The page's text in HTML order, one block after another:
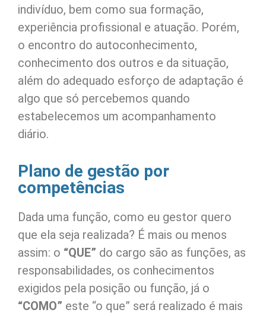
indivíduo, bem como sua formação,
experiência profissional e atuação. Porém,
o encontro do autoconhecimento,
conhecimento dos outros e da situação,
além do adequado esforço de adaptação é
algo que só percebemos quando
estabelecemos um acompanhamento
diário.
Plano de gestão por
competências
Dada uma função, como eu gestor quero
que ela seja realizada? É mais ou menos
assim: o “QUE” do cargo são as funções, as
responsabilidades, os conhecimentos
exigidos pela posição ou função, já o
“COMO” este “o que” será realizado é mais